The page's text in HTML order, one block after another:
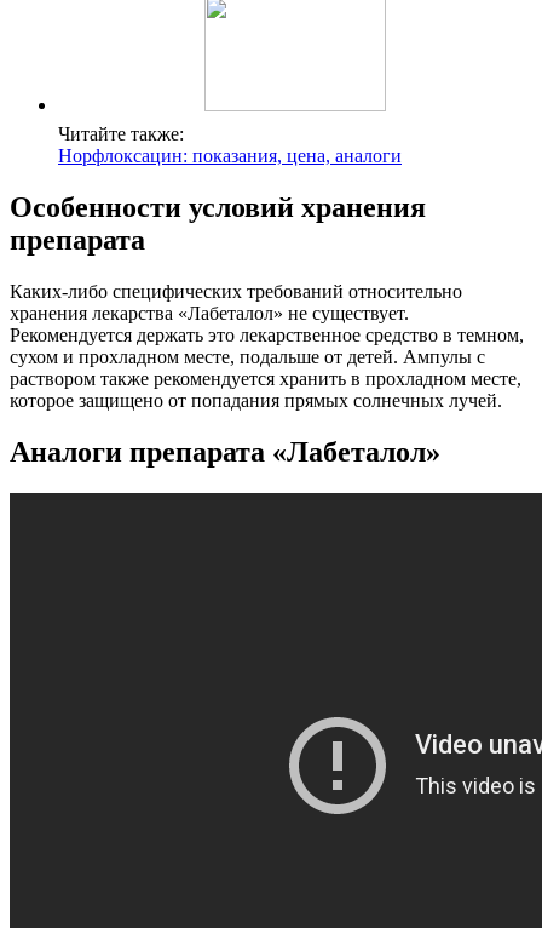
Читайте также:
Норфлоксацин: показания, цена, аналоги
Особенности условий хранения
препарата
Каких-либо специфических требований относительно
хранения лекарства «Лабеталол» не существует.
Рекомендуется держать это лекарственное средство в темном,
сухом и прохладном месте, подальше от детей. Ампулы с
раствором также рекомендуется хранить в прохладном месте,
которое защищено от попадания прямых солнечных лучей.
Аналоги препарата «Лабеталол»